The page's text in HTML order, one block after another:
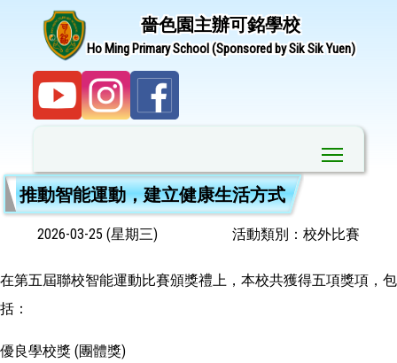
嗇色園主辦可銘學校
Ho Ming Primary School (Sponsored by Sik Sik Yuen)
推動智能運動，建立健康生活方式
2026-03-25 (星期三) 活動類別：校外比賽
在第五屆聯校智能運動比賽頒獎禮上，本校共獲得五項獎項，包
括：
優良學校獎 (團體獎)